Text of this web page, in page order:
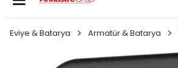
Eviye & Batarya Armatür & Batarya